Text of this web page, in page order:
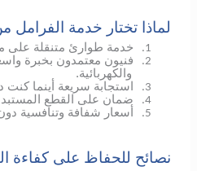
لماذا تختار خدمة
1. خدمة طوارئ متنقلة على
2.
فنيون معتمدون بخبرة
والكهربائية.
3. استجابة سريعة أينما كنت
4. ضمان على القطع
5. أسعار شفافة وتنافسية
نصائح للحفاظ على كفاءة